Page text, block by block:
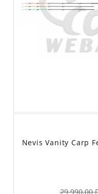
Nevis Vanity Carp
29 990,00